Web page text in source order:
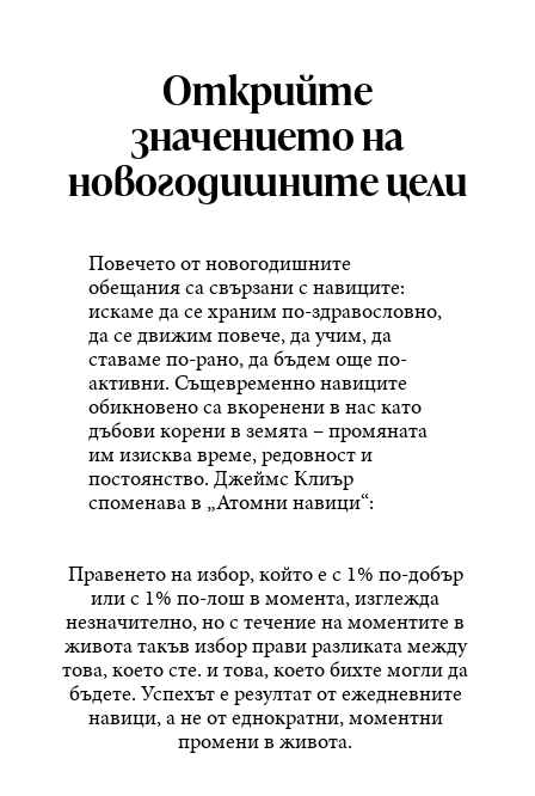
Открийте
значението на
новогодишните цели
Повечето от новогодишните
обещания са свързани с навиците:
искаме да се храним по-здравословно,
да се движим повече, да учим, да
ставаме по-рано, да бъдем още по-
активни. Същевременно навиците
обикновено са вкоренени в нас като
дъбови корени в земята – промяната
им изисква време, редовност и
постоянство. Джеймс Клиър
споменава в „Атомни навици“:
Правенето на избор, който е с 1% по-добър
или с 1% по-лош в момента, изглежда
незначително, но с течение на моментите в
живота такъв избор прави разликата между
това, което сте. и това, което бихте могли да
бъдете. Успехът е резултат от ежедневните
навици, а не от еднократни, моментни
промени в живота.